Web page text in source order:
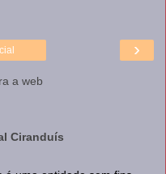
›
a web
Ciranduís